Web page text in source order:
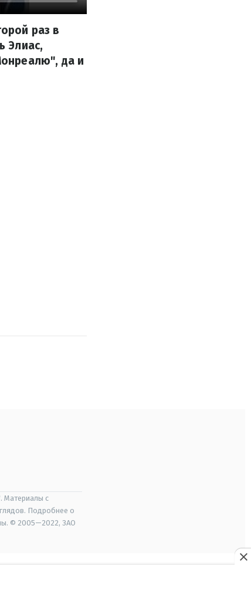
раз в
Элиас,
да и
Материалы с
Подробнее о
© 2005—2022, ЗАО